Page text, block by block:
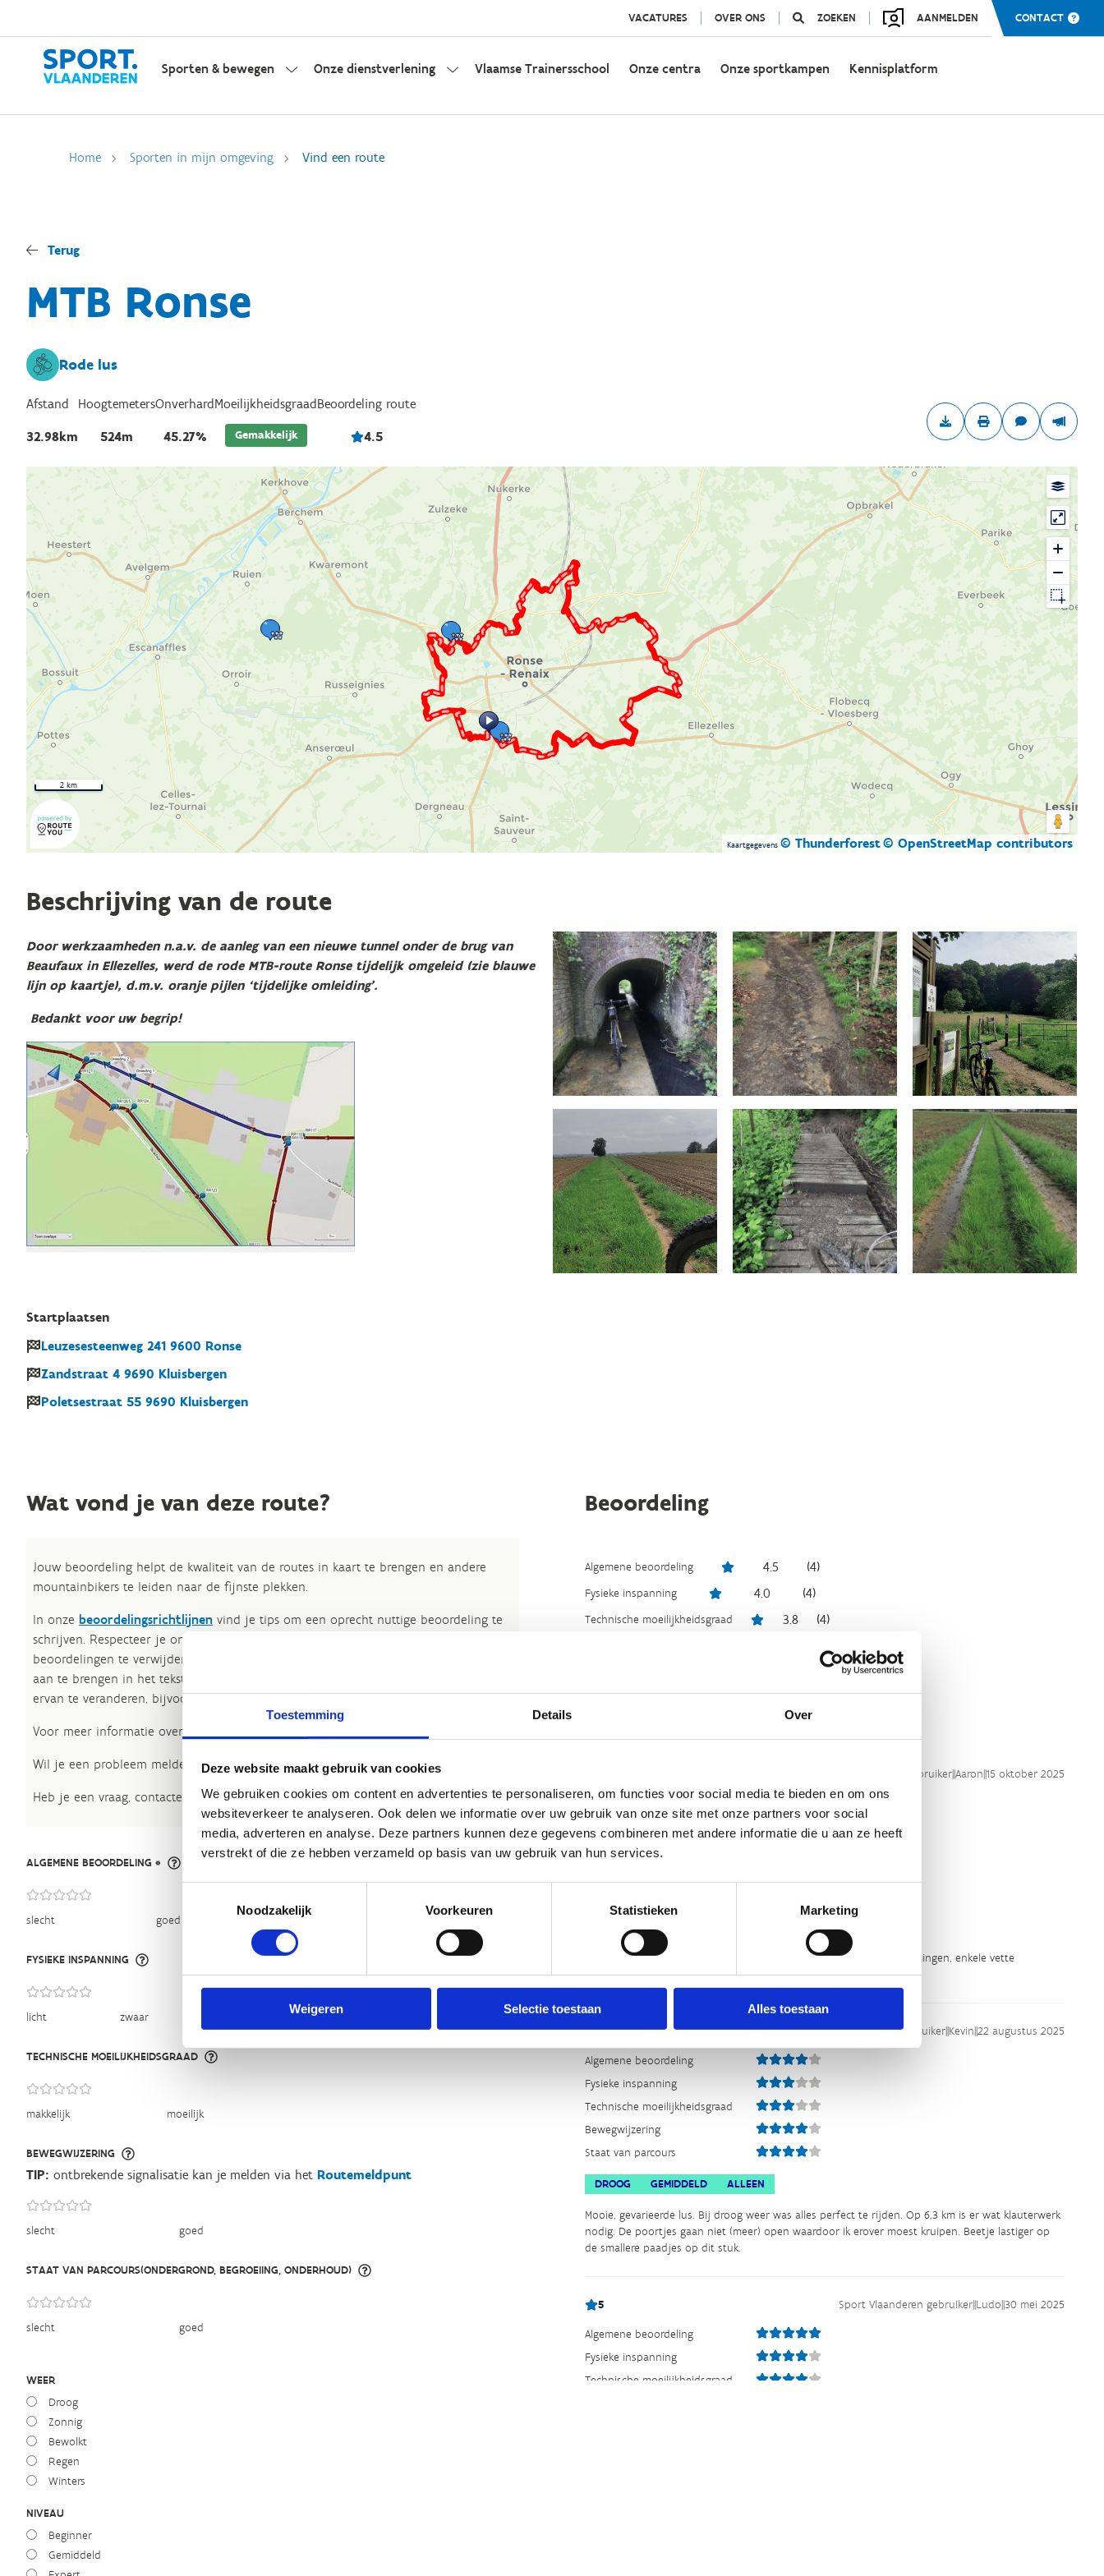
Toestemming Details Over
Deze website maakt gebruik van cookies
We gebruiken cookies om content en advertenties te personaliseren, om functies voor social media te bieden en om ons
websiteverkeer te analyseren. Ook delen we informatie over uw gebruik van onze site met onze partners voor social
media, adverteren en analyse. Deze partners kunnen deze gegevens combineren met andere informatie die u aan ze heeft
verstrekt of die ze hebben verzameld op basis van uw gebruik van hun services.
Noodzakelijk
Voorkeuren Statistieken Marketing
Weigeren Selectie toestaan Alles toestaan
VACATURES OVER ONS ZOEKEN AANMELDEN CONTACT
Sporten & bewegen Onze dienstverlening Vlaamse Trainersschool Onze centra Onze sportkampen Kennisplatform
Home Sporten in mijn omgeving Vind een route
Terug
MTB Ronse
Rode lus
Afstand
32.98km
Hoogtemeters
524m
Onverhard
45.27%
Moeilijkheidsgraad
Gemakkelijk
Beoordeling route
4.5
Kaartgegevens © Thunderforest© OpenStreetMap contributors
2 km
Beschrijving van de route
Door werkzaamheden n.a.v. de aanleg van een nieuwe tunnel onder de brug van
Beaufaux in Ellezelles, werd de rode MTB-route Ronse tijdelijk omgeleid (zie blauwe
lijn op kaartje), d.m.v. oranje pijlen ‘tijdelijke omleiding’.
Bedankt voor uw begrip!
Startplaatsen
Leuzesesteenweg 241 9600 Ronse
Zandstraat 4 9690 Kluisbergen
Poletsestraat 55 9690 Kluisbergen
Wat vond je van deze route?
Jouw beoordeling helpt de kwaliteit van de routes in kaart te brengen en andere
mountainbikers te leiden naar de fijnste plekken.
In onze beoordelingsrichtlijnen vind je tips om een oprecht nuttige beoordeling te
schrijven. Respecteer je onze richtlijnen niet, dan kunnen wij beslissen jouw
beoordelingen te verwijderen. Wij behouden ons het recht om kleine aanpassingen
aan te brengen in het tekstgedeelte van jouw evaluatie zonder de feitelijke inhoud
ervan te veranderen, bijvoorbeeld om taalfouten en leesbaarheid te verbeteren.​
Voor meer informatie over onze routestructuren, neem een kijkje bij de
Wil je een probleem melden op een route? Ga dan naar hetRoutemeldpunt
Heb je een vraag, contacteer ons viasportievevrijetijd@sport.vlaanderen.​
ALGEMENE BEOORDELING *
slecht goed
FYSIEKE INSPANNING
licht zwaar
TECHNISCHE MOEILIJKHEIDSGRAAD
makkelijk moeilijk
BEWEGWIJZERING
slecht goed
TIP: ontbrekende signalisatie kan je melden via het Routemeldpunt
STAAT VAN PARCOURS(ONDERGROND, BEGROEIING, ONDERHOUD)
slecht goed
WEER
Droog
Zonnig
Bewolkt
Regen
Winters
NIVEAU
Beginner
Gemiddeld
Beoordeling
Algemene beoordeling 4.5 (4)
Fysieke inspanning 4.0 (4)
Technische moeilijkheidsgraad 3.8 (4)
Sport Vlaanderen gebruiker||Aaron||15 oktober 2025
Algemene beoordeling
Fysieke inspanning
Technische moeilijkheidsgraad
BEWOLKT
Super route. Leuke afwisseling, mooie natuur. Enkele pittige beklimmingen, enkele vette
downhills. Leuke single tracks. Echt een mooie route.
4 Sport Vlaanderen gebruiker||Kevin||22 augustus 2025
Algemene beoordeling
Fysieke inspanning
Technische moeilijkheidsgraad
Bewegwijzering
Staat van parcours
DROOG GEMIDDELD ALLEEN
Mooie, gevarieerde lus. Bij droog weer was alles perfect te rijden. Op 6,3 km is er wat klauterwerk
nodig. De poortjes gaan niet (meer) open waardoor ik erover moest kruipen. Beetje lastiger op
de smallere paadjes op dit stuk.
5 Sport Vlaanderen gebruiker||Ludo||30 mei 2025
Algemene beoordeling
Fysieke inspanning
Technische moeilijkheidsgraad